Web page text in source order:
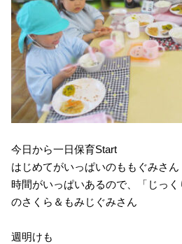
今日から一日保育Start
はじめてがいっぱいのももぐみさん
時間がいっぱいあるので、「じっ
のさくら＆もみじぐみさん
週明けも